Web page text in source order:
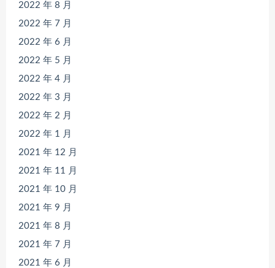
2022 年 8 月
2022 年 7 月
2022 年 6 月
2022 年 5 月
2022 年 4 月
2022 年 3 月
2022 年 2 月
2022 年 1 月
2021 年 12 月
2021 年 11 月
2021 年 10 月
2021 年 9 月
2021 年 8 月
2021 年 7 月
2021 年 6 月